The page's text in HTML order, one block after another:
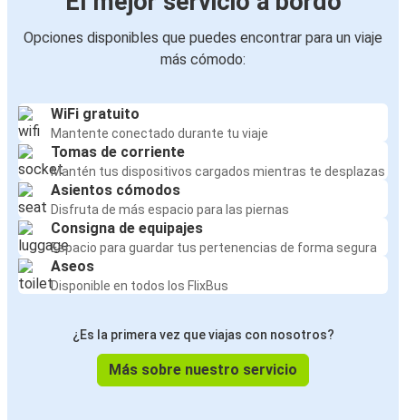
Opciones disponibles que puedes encontrar para un viaje
más cómodo:
WiFi gratuito
Mantente conectado durante tu viaje
Tomas de corriente
Mantén tus dispositivos cargados mientras te desplazas
Asientos cómodos
Disfruta de más espacio para las piernas
Consigna de equipajes
Espacio para guardar tus pertenencias de forma segura
Aseos
Disponible en todos los FlixBus
¿Es la primera vez que viajas con nosotros?
Más sobre nuestro servicio